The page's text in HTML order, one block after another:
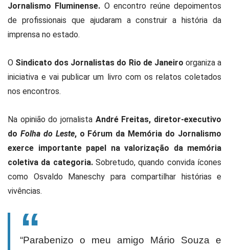
Jornalismo Fluminense. O encontro reúne depoimentos
de profissionais que ajudaram a construir a história da
imprensa no estado.
O Sindicato dos Jornalistas do Rio de Janeiro organiza a
iniciativa e vai publicar um livro com os relatos coletados
nos encontros.
Na opinião do jornalista André Freitas, diretor-executivo
do Folha do Leste, o Fórum da Memória do Jornalismo
exerce importante papel na valorização da memória
coletiva da categoria. Sobretudo, quando convida ícones
como Osvaldo Maneschy para compartilhar histórias e
vivências.
“Parabenizo o meu amigo Mário Souza e